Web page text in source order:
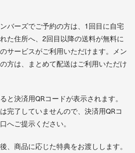
バーズでご予約の方は、1回目に自宅
た住所へ、2回目以降の送料が無料に
サービスがご利用いただけます。メン
方は、まとめて配送はご利用いただけ
と決済用QRコードが表示されます。
完了していませんので、決済用QRコ
へご提示ください。
、商品に応じた特典をお渡しします。